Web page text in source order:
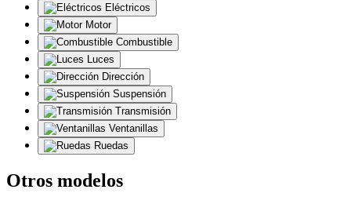
Eléctricos
Motor
Combustible
Luces
Dirección
Suspensión
Transmisión
Ventanillas
Ruedas
Otros modelos